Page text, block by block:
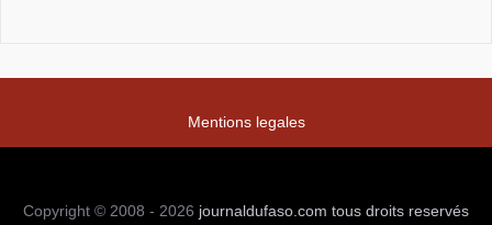
Mentions legales
Copyright © 2008 - 2026 journaldufaso.com tous droits reservés